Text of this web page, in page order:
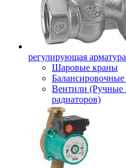
регулирующая арматура
Шаровые краны
Вентили (Ручные
радиаторов)